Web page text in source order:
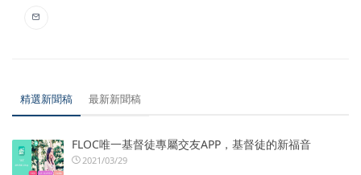
精選新聞稿 最新新聞稿
FLOC唯一基督徒專屬交友APP，基督徒的新福音
2021/03/29